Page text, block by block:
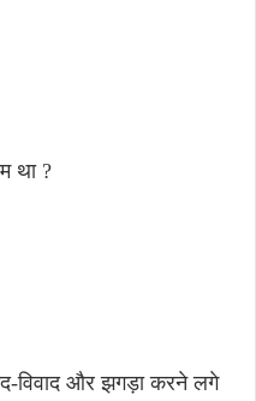
था ?
विवाद और झगड़ा करने लगे